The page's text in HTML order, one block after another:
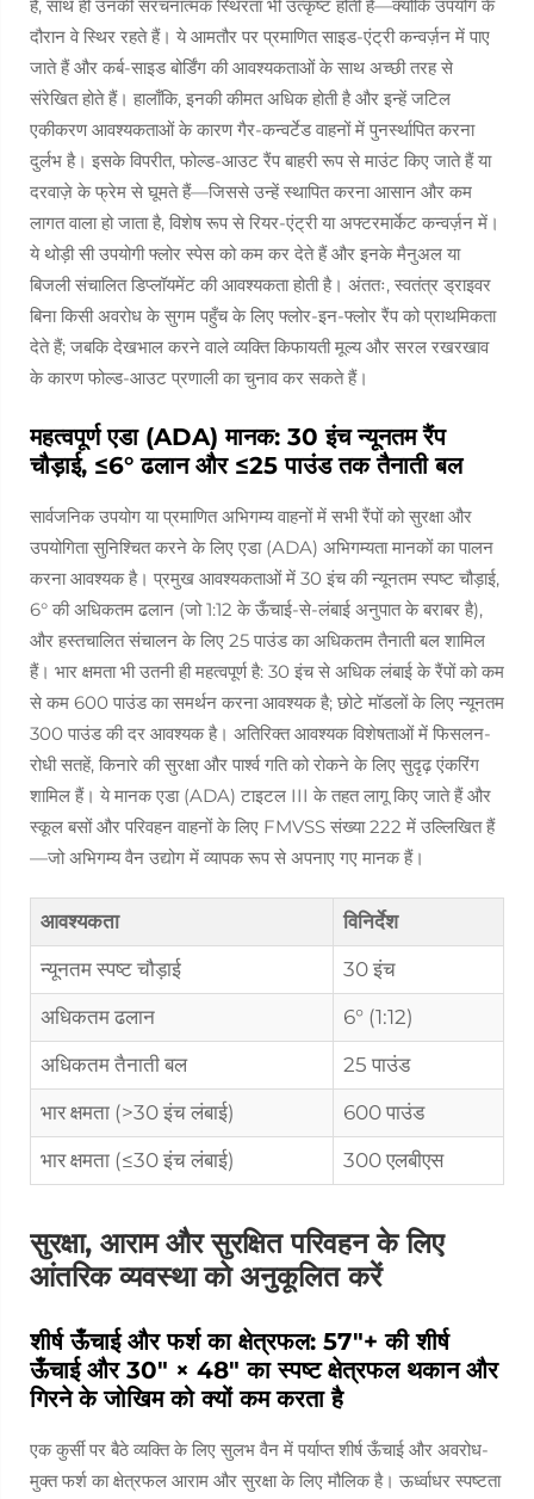
है, साथ ही उनकी संरचनात्मक स्थिरता भी उत्कृष्ट होती है—क्योंकि उपयोग के
दौरान वे स्थिर रहते हैं। ये आमतौर पर प्रमाणित साइड-एंट्री कन्वर्ज़न में पाए
जाते हैं और कर्ब-साइड बोर्डिंग की आवश्यकताओं के साथ अच्छी तरह से
संरेखित होते हैं। हालाँकि, इनकी कीमत अधिक होती है और इन्हें जटिल
एकीकरण आवश्यकताओं के कारण गैर-कन्वर्टेड वाहनों में पुनर्स्थापित करना
दुर्लभ है। इसके विपरीत, फोल्ड-आउट रैंप बाहरी रूप से माउंट किए जाते हैं या
दरवाज़े के फ्रेम से घूमते हैं—जिससे उन्हें स्थापित करना आसान और कम
लागत वाला हो जाता है, विशेष रूप से रियर-एंट्री या अफ्टरमार्केट कन्वर्ज़न में।
ये थोड़ी सी उपयोगी फ्लोर स्पेस को कम कर देते हैं और इनके मैनुअल या
बिजली संचालित डिप्लॉयमेंट की आवश्यकता होती है। अंततः, स्वतंत्र ड्राइवर
बिना किसी अवरोध के सुगम पहुँच के लिए फ्लोर-इन-फ्लोर रैंप को प्राथमिकता
देते हैं; जबकि देखभाल करने वाले व्यक्ति किफायती मूल्य और सरल रखरखाव
के कारण फोल्ड-आउट प्रणाली का चुनाव कर सकते हैं।
महत्वपूर्ण एडा (ADA) मानक: 30 इंच न्यूनतम रैंप
चौड़ाई, ≤6° ढलान और ≤25 पाउंड तक तैनाती बल
सार्वजनिक उपयोग या प्रमाणित अभिगम्य वाहनों में सभी रैंपों को सुरक्षा और
उपयोगिता सुनिश्चित करने के लिए एडा (ADA) अभिगम्यता मानकों का पालन
करना आवश्यक है। प्रमुख आवश्यकताओं में 30 इंच की न्यूनतम स्पष्ट चौड़ाई,
6° की अधिकतम ढलान (जो 1:12 के ऊँचाई-से-लंबाई अनुपात के बराबर है),
और हस्तचालित संचालन के लिए 25 पाउंड का अधिकतम तैनाती बल शामिल
हैं। भार क्षमता भी उतनी ही महत्वपूर्ण है: 30 इंच से अधिक लंबाई के रैंपों को कम
से कम 600 पाउंड का समर्थन करना आवश्यक है; छोटे मॉडलों के लिए न्यूनतम
300 पाउंड की दर आवश्यक है। अतिरिक्त आवश्यक विशेषताओं में फिसलन-
रोधी सतहें, किनारे की सुरक्षा और पार्श्व गति को रोकने के लिए सुदृढ़ एंकरिंग
शामिल हैं। ये मानक एडा (ADA) टाइटल III के तहत लागू किए जाते हैं और
स्कूल बसों और परिवहन वाहनों के लिए FMVSS संख्या 222 में उल्लिखित हैं
—जो अभिगम्य वैन उद्योग में व्यापक रूप से अपनाए गए मानक हैं।
आवश्यकता
विनिर्देश
न्यूनतम स्पष्ट चौड़ाई
30 इंच
अधिकतम ढलान
6° (1:12)
अधिकतम तैनाती बल
25 पाउंड
भार क्षमता (>30 इंच लंबाई)
600 पाउंड
भार क्षमता (≤30 इंच लंबाई)
300 एलबीएस
सुरक्षा, आराम और सुरक्षित परिवहन के लिए
आंतरिक व्यवस्था को अनुकूलित करें
शीर्ष ऊँचाई और फर्श का क्षेत्रफल: 57"+ की शीर्ष
ऊँचाई और 30" × 48" का स्पष्ट क्षेत्रफल थकान और
गिरने के जोखिम को क्यों कम करता है
एक कुर्सी पर बैठे व्यक्ति के लिए सुलभ वैन में पर्याप्त शीर्ष ऊँचाई और अवरोध-
मुक्त फर्श का क्षेत्रफल आराम और सुरक्षा के लिए मौलिक है। ऊर्ध्वाधर स्पष्टता